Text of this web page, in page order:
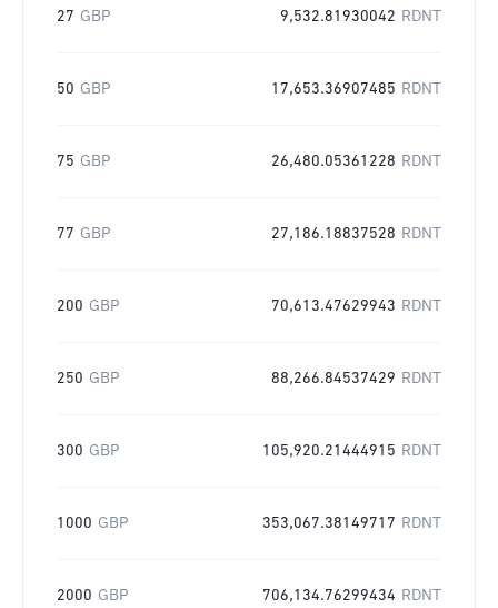
27 GBP 9,532.81930042 RDNT
50 GBP 17,653.36907485 RDNT
75 GBP 26,480.05361228 RDNT
77 GBP 27,186.18837528 RDNT
200 GBP 70,613.47629943 RDNT
250 GBP 88,266.84537429 RDNT
300 GBP 105,920.21444915 RDNT
1000 GBP 353,067.38149717 RDNT
2000 GBP 706,134.76299434 RDNT